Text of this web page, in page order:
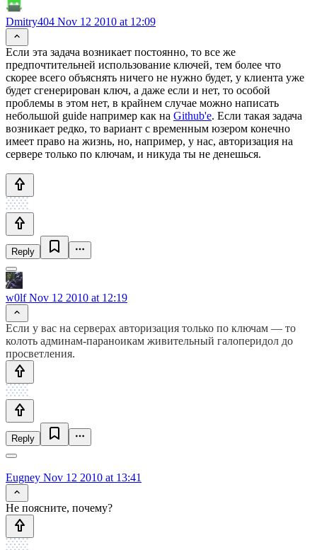
Dmitry404 Nov 12 2010 at 12:09
Если эта задача возникает постоянно, то все же
предпочтительней использование ключей, тем более что
скорее всего объяснять ничего не нужно будет, у клиента уже
будет сгенерирован ключ, а даже если и нет, то особой
проблемы в этом нет, в крайнем случае можно написать
небольшой guide например как на Github'е. Если такая задача
возникает редко, то вариант с временным юзером конечно
имеет право на жизнь, но, например, у нас, авторизация на
сервере только по ключам, и никуда ты не денешься.
Reply
w0lfNov 12 2010 at 12:19
Если у вас на серверах авторизация только по ключам — то
колоть админам-параноикам живительный галоперидол до
просветления.
Reply
Eugney Nov 12 2010 at 13:41
Не поясните, почему?